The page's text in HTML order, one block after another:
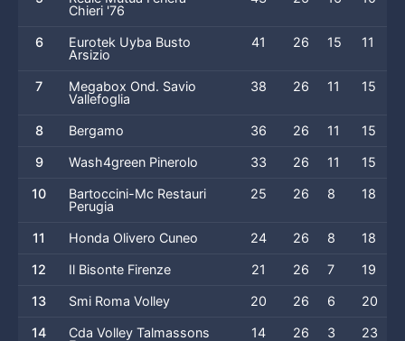
Chieri '76
6
Eurotek Uyba Busto
Arsizio
41 26 15 11
7
Megabox Ond. Savio
Vallefoglia
38 26 11 15
8 Bergamo 36 26 11 15
9 Wash4green Pinerolo 33 26 11 15
10
Bartoccini-Mc Restauri
Perugia
25 26 8 18
11 Honda Olivero Cuneo 24 26 8 18
12 Il Bisonte Firenze 21 26 7 19
13 Smi Roma Volley 20 26 6 20
14
Cda Volley Talmassons
14 26 3 23